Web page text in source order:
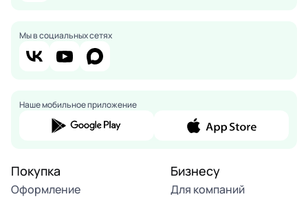
Мы в социальных сетях
Наше мобильное приложение
Покупка
Оформление
Бизнесу
Для компаний